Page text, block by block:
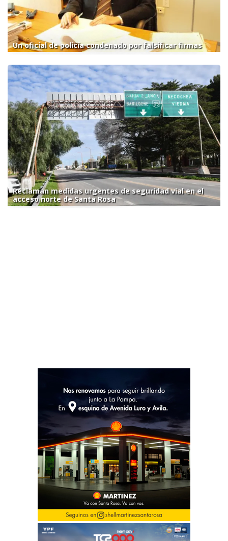
Un oficial de policía condenado por falsificar firmas
Reclaman medidas urgentes de seguridad vial en el
acceso norte de Santa Rosa